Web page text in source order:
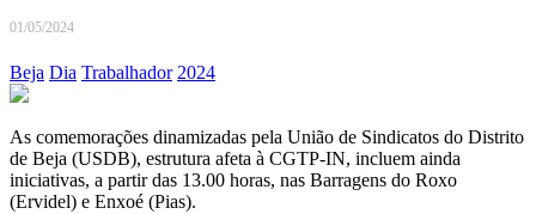
01/05/2024
Beja Dia Trabalhador 2024
As comemorações dinamizadas pela União de Sindicatos do Distrito
de Beja (USDB), estrutura afeta à CGTP-IN, incluem ainda
iniciativas, a partir das 13.00 horas, nas Barragens do Roxo
(Ervidel) e Enxoé (Pias).